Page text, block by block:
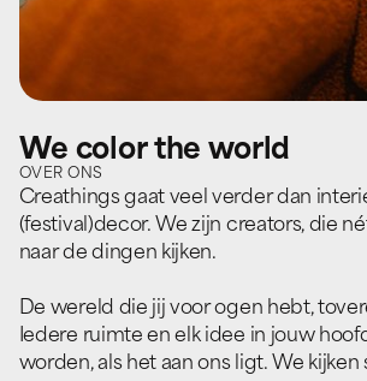
We co or the world
OV ER O NS
Creathings gaat veel verder dan
(festival)decor. We zijn creators, die
naar de dingen kijken.
De wereld die jij voor ogen hebt,
Iedere ruimte en elk idee in jouw
worden, als het aan ons ligt. We kijken